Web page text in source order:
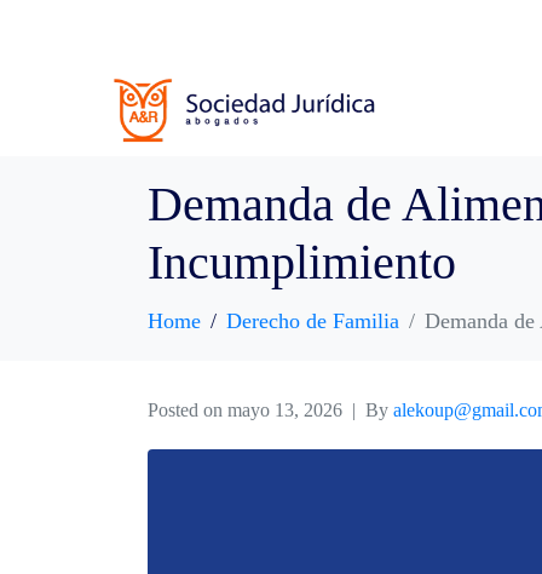
Demanda de
Incumplimiento
Home Derecho de Familia Demanda
Posted on mayo 13, 2026 By